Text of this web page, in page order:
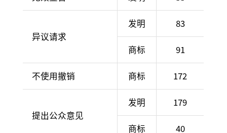
异议请求
发明 83
商标 91
不使用撤销 商标 172
提出公众意见
发明 179
商标 40